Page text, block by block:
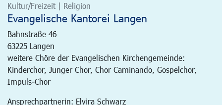
Kultur/Freizeit | Religion
Evangelische Kantorei Langen
Bahnstraße 46
63225 Langen
weitere Chöre der Evangelischen Kirchengemeinde:
Kinderchor, Junger Chor, Chor Caminando, Gospelchor,
Impuls-Chor
Ansprechpartnerin: Elvira Schwarz